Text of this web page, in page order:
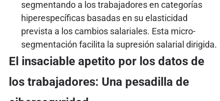
segmentando a los trabajadores en categorías
hiperespecíficas basadas en su elasticidad
prevista a los cambios salariales. Esta micro-
segmentación facilita la supresión salarial dirigida.
El insaciable apetito por los datos de
los trabajadores: Una pesadilla de